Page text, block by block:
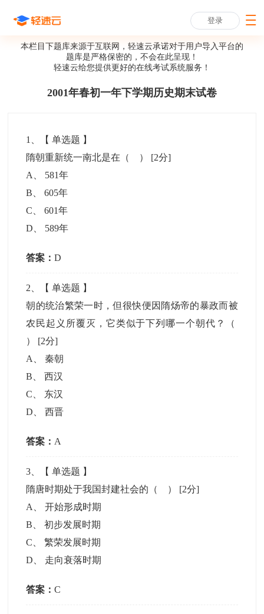
登录
本栏目下题库来源于互联网，轻速云承诺对于用户导入平台的
题库是严格保密的，不会在此呈现！
轻速云给您提供更好的在线考试系统服务！
2001年春初一年下学期历史期末试卷
1 、【单选题 】
隋朝重新统一南北是在（ ） [2分]
A
581年
B 、605年
C 、601年
D
589年
答案：D
2 、【单选题 】
朝的统治繁荣一时，但很快便因隋炀帝的暴政而被
农民起义所覆灭，它类似于下列哪一个朝代？（
） [2分]
A
秦朝
B 、西汉
C
东汉
D 、西晋
答案： A
3 、【单选题 】
隋唐时期处于我国封建社会的（ ） [2分]
A
、开始形成时期
B 、初步发展时期
C 、繁荣发展时期
D
走向衰落时期
答案：C